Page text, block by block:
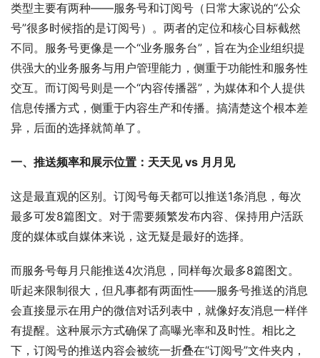
类型主要有两种——服务号和订阅号（日常大家说的“公众
号”很多时候指的是订阅号） 。两者的定位和核心目标截然
不同。服务号更像是一个“业务服务台”，旨在为企业组织提
供强大的业务服务与用户管理能力，侧重于功能性和服务性
交互。而订阅号则是一个“内容传播器”，为媒体和个人提供
信息传播方式，侧重于内容生产和传播。搞清楚这个根本差
异，后面的选择就简单了。
一、推送频率和展示位置：天天见 vs 月月见
这是最直观的区别。订阅号每天都可以推送1条消息，每次
最多可发8篇图文。对于需要频繁发布内容、保持用户活跃
度的媒体或自媒体来说，这无疑是最好的选择。
而服务号每月只能推送4次消息，同样每次最多8篇图文。
听起来限制很大，但凡事都有两面性——服务号推送的消息
会直接显示在用户的微信对话列表中，就像好友消息一样伴
有提醒。这种展示方式确保了高曝光率和及时性。相比之
下，订阅号的推送内容会被统一折叠在“订阅号”文件夹内，